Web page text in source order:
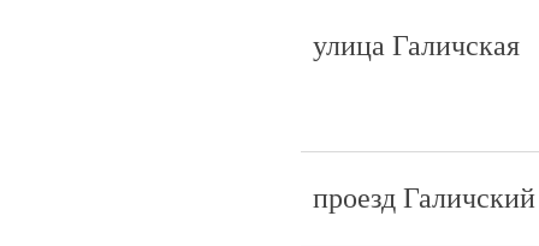
улица Галичская
проезд Галичский